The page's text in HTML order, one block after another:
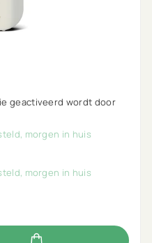
geactiveerd wordt door
morgen in huis
morgen in huis